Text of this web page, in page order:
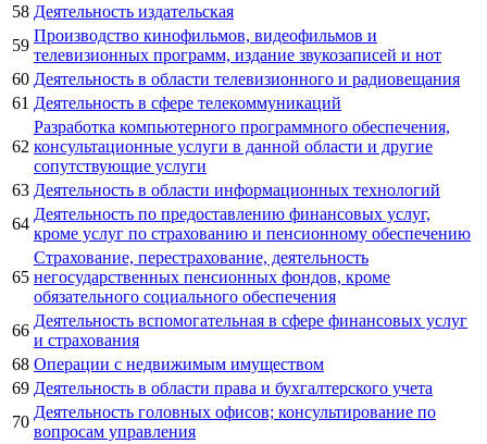
58 Деятельность издательская
59
Производство кинофильмов, видеофильмов и
телевизионных программ, издание звукозаписей и нот
60 Деятельность в области телевизионного и радиовещания
61 Деятельность в сфере телекоммуникаций
62
Разработка компьютерного программного обеспечения,
консультационные услуги в данной области и другие
сопутствующие услуги
63 Деятельность в области информационных технологий
64
Деятельность по предоставлению финансовых услуг,
кроме услуг по страхованию и пенсионному обеспечению
65
Страхование, перестрахование, деятельность
негосударственных пенсионных фондов, кроме
обязательного социального обеспечения
66
Деятельность вспомогательная в сфере финансовых услуг
и страхования
68 Операции с недвижимым имуществом
69 Деятельность в области права и бухгалтерского учета
70
Деятельность головных офисов; консультирование по
вопросам управления